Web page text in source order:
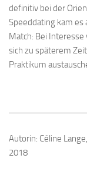
definitiv bei der
Speeddating kam es
Match: Bei
sich zu späterem
Praktikum
Autorin: Céline
2018